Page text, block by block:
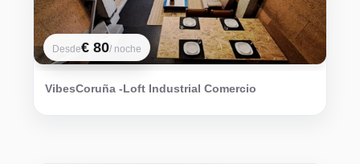
VibesCoruña -Loft Industrial Comercio
Desde€ 80/ noche